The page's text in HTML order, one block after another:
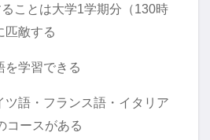
ことは大学1学期分（130時
匹敵する
を学習できる
ツ語・フランス語・イタリア
コースがある